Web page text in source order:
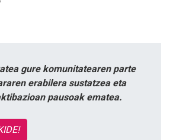
gure komunitatearen parte
erabilera sustatzea eta
pausoak ematea.